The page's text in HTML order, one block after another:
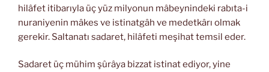
hilâfet itibarıyla üç yüz milyonun mâbeynindeki rabıta-i
nuraniyenin mâkes ve istinatgâh ve medetkârı olmak
gerekir. Saltanatı sadaret, hilâfeti meşihat temsil eder.
Sadaret üç mühim şûrâya bizzat istinat ediyor, yine